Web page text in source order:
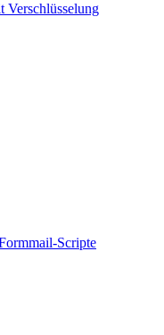
Scripte